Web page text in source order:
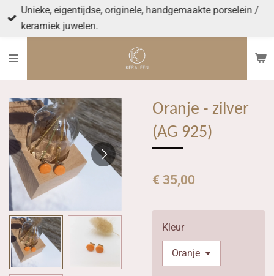
Ga
direct
de
Unieke, eigentijdse, originele, handgemaakte porselein /
keramiek juwelen.
Oranje - zilver
(AG 925)
€ 35,00
Kleur